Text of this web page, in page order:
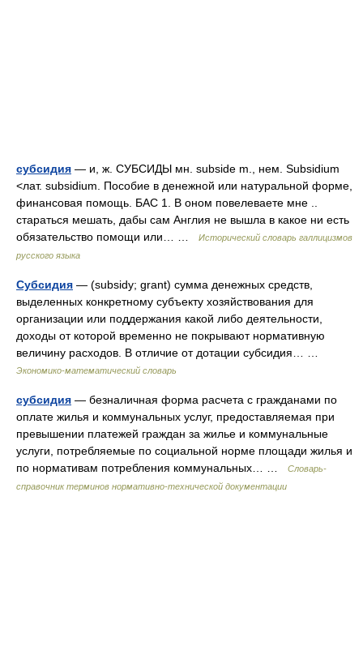
субсидия — и, ж. СУБСИДЫ мн. subside m., нем. Subsidium
<лат. subsidium. Пособие в денежной или натуральной форме,
финансовая помощь. БАС 1. В оном повелеваете мне ..
стараться мешать, дабы сам Англия не вышла в какое ни есть
обязательство помощи или… …
Исторический словарь галлицизмов
русского языка
Субсидия — (subsidy; grant) сумма денежных средств,
выделенных конкретному субъекту хозяйствования для
организации или поддержания какой либо деятельности,
доходы от которой временно не покрывают нормативную
величину расходов. В отличие от дотации субсидия… …
Экономико-математический словарь
субсидия — безналичная форма расчета с гражданами по
оплате жилья и коммунальных услуг, предоставляемая при
превышении платежей граждан за жилье и коммунальные
услуги, потребляемые по социальной норме площади жилья и
по нормативам потребления коммунальных… …
Словарь-
справочник терминов нормативно-технической документации